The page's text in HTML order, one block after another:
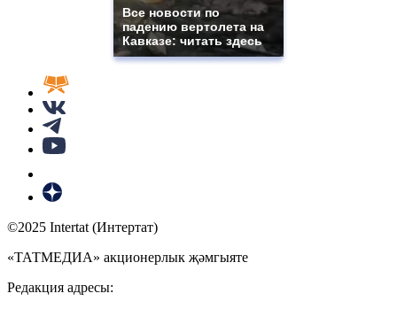
Все новости по
падению вертолета на
Кавказе: читать здесь
©2025 Intertat (Интертат)
«ТАТМЕДИА» акционерлык җәмгыяте
Редакция адресы: